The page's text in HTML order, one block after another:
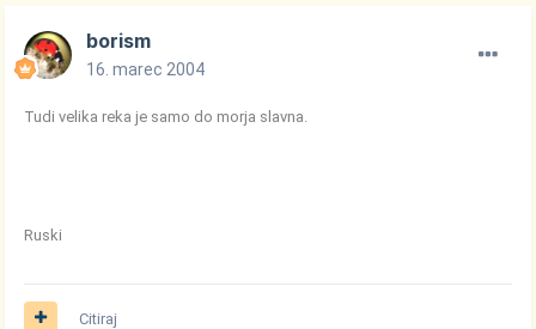
borism
16. marec 2004
Tudi velika reka je samo do morja slavna.
Ruski
Citiraj